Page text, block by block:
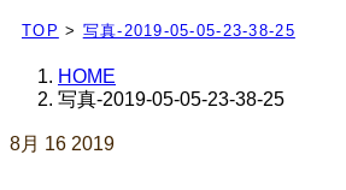
日々、ブログを更新中！
TOP > 写真-2019-05-05-23-38-25
HOME
写真-2019-05-05-23-38-25
8月 16 2019